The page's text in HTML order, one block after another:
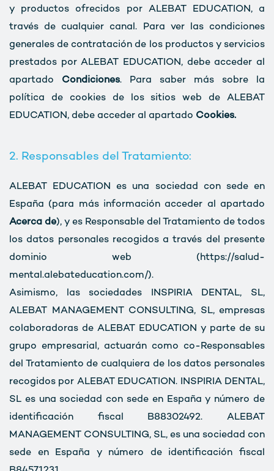
y productos ofrecidos por ALEBAT EDUCATION, a
través de cualquier canal. Para ver las condiciones
generales de contratación de los productos y servicios
prestados por ALEBAT EDUCATION, debe acceder al
apartado Condiciones. Para saber más sobre la
política de cookies de los sitios web de ALEBAT
EDUCATION, debe acceder al apartado Cookies.
2. Responsables del Tratamiento:
ALEBAT EDUCATION es una sociedad con sede en
España (para más información acceder al apartado
Acerca de), y es Responsable del Tratamiento de todos
los datos personales recogidos a través del presente
dominio web (https://salud-
mental.alebateducation.com/).
Asimismo, las sociedades INSPIRIA DENTAL, SL,
ALEBAT MANAGEMENT CONSULTING, SL, empresas
colaboradoras de ALEBAT EDUCATION y parte de su
grupo empresarial, actuarán como co-Responsables
del Tratamiento de cualquiera de los datos personales
recogidos por ALEBAT EDUCATION. INSPIRIA DENTAL,
SL es una sociedad con sede en España y número de
identificación fiscal B88302492. ALEBAT
MANAGEMENT CONSULTING, SL, es una sociedad con
sede en España y número de identificación fiscal